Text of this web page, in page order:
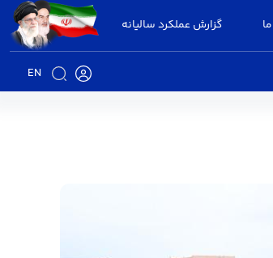
گزارش عملکرد سالیانه
EN